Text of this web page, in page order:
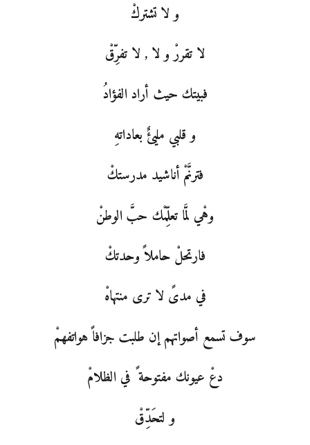
و لا تشتركْ
لا تقررْ و لا , لا تفرِّقْ
فبيتك حيث أراد الفؤادُ
و قلبي مليئٌ بعاداتهِ
فترنَّمْ أناشيد مدرستكْ
وهْي لمَّا تعلِّمْك حبَّ الوطنْ
فارتحلْ حاملاً وحدتكْ
في مدىً لا ترى منتهاهْ
سوف تسمع أصواتهم إن طلبت جزافاً هواتفهمْ
دعْ عيونك مفتوحة ً في الظلامْ
و لتحَدِّقْ